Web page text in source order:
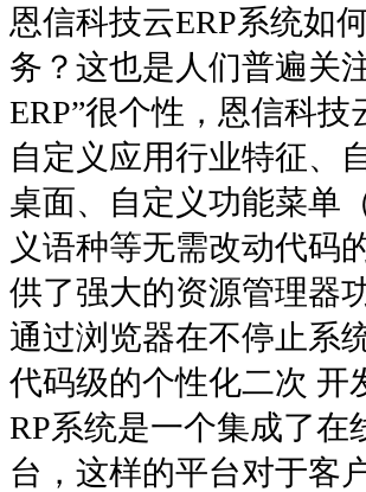
恩信科技云ERP系统如
务？这也是人们普遍关
ERP”很个性，恩信科
自定义应用行业特征、
桌面、自定义功能菜单
义语种等无需改动代码
供了强大的资源管理器
通过浏览器在不停止系
代码级的个性化二次 开
RP系统是一个集成了在
台，这样的平台对于客